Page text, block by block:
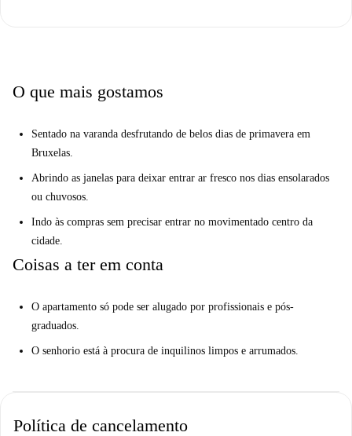
facilitando o transporte. Você pode desfrutar de uma variedade
e Le Nénuphar, todos a uma curta distância a pé. Para compras, há
supermercados como Carrefour e Magasin Da Chris. Para educação, o
Centrum voor Volwassenenonderwijs Brussel fica próximo. Aproveite a
vibrante cultura local e as comodidades deste apartamento com
O que mais gostamos
Sentado na varanda desfrutando de belos dias de primavera em
Bruxelas.
Abrindo as janelas para deixar entrar ar fresco nos dias ensolarados
ou chuvosos.
Indo às compras sem precisar entrar no movimentado centro da
cidade.
Coisas a ter em conta
O apartamento só pode ser alugado por profissionais e pós-
graduados.
O senhorio está à procura de inquilinos limpos e arrumados.
Política de cancelamento